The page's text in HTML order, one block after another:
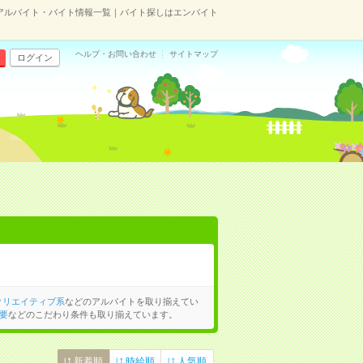
バイト・バイト情報一覧｜バイト探しはエンバイト
ログイン ヘルプ・お問い合わせ サイトマップ
リエイティブ系などのアルバイトを取り揃えてい
などのこだわり条件も取り揃えています。